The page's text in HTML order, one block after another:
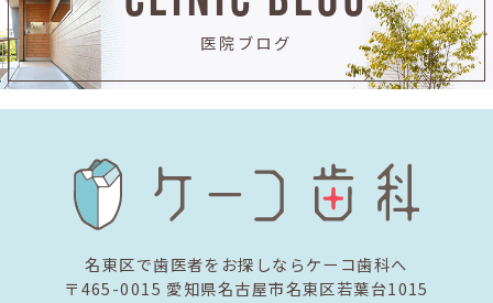
医院ブログ
名東区で歯医者をお探しならケーコ歯科へ
〒465-0015 愛知県名古屋市名東区若葉台1015